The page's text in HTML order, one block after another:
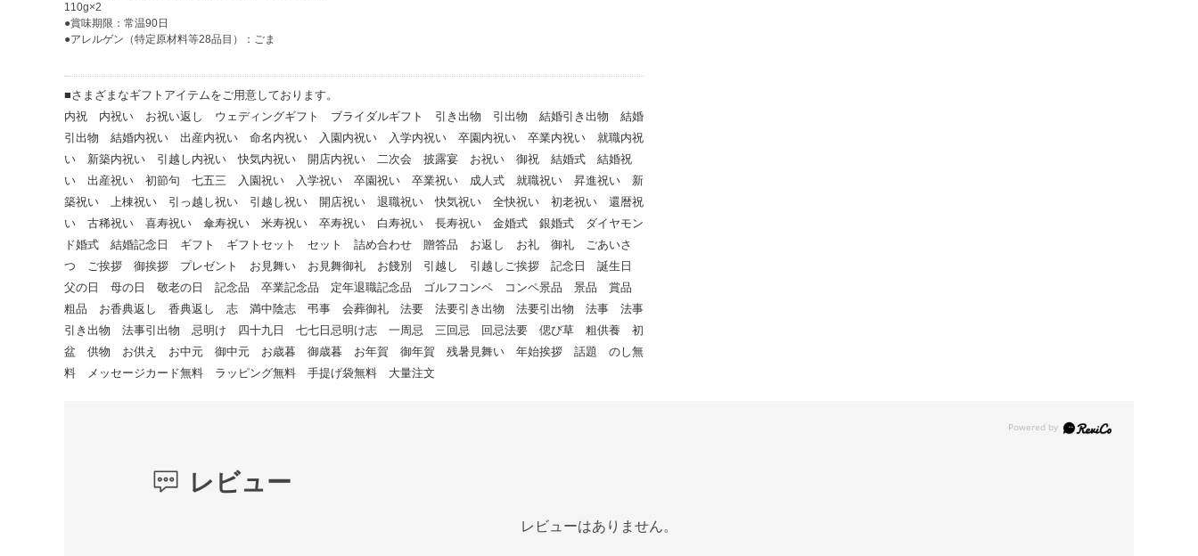
110g×2
●賞味期限：常温90日
●アレルゲン（特定原材料等28品目）：ごま
■さまざまなギフトアイテムをご用意しております。
内祝 内祝い お祝い返し ウェディングギフト ブライダルギフト 引き出物 引出物 結婚引き出物 結婚
引出物 結婚内祝い 出産内祝い 命名内祝い 入園内祝い 入学内祝い 卒園内祝い 卒業内祝い 就職内祝
い 新築内祝い 引越し内祝い 快気内祝い 開店内祝い 二次会 披露宴 お祝い 御祝 結婚式 結婚祝
い 出産祝い 初節句 七五三 入園祝い 入学祝い 卒園祝い 卒業祝い 成人式 就職祝い 昇進祝い 新
築祝い 上棟祝い 引っ越し祝い 引越し祝い 開店祝い 退職祝い 快気祝い 全快祝い 初老祝い 還暦祝
い 古稀祝い 喜寿祝い 傘寿祝い 米寿祝い 卒寿祝い 白寿祝い 長寿祝い 金婚式 銀婚式 ダイヤモン
ド婚式 結婚記念日 ギフト ギフトセット セット 詰め合わせ 贈答品 お返し お礼 御礼 ごあいさ
つ ご挨拶 御挨拶 プレゼント お見舞い お見舞御礼 お餞別 引越し 引越しご挨拶 記念日 誕生日
父の日 母の日 敬老の日 記念品 卒業記念品 定年退職記念品 ゴルフコンペ コンペ景品 景品 賞品
粗品 お香典返し 香典返し 志 満中陰志 弔事 会葬御礼 法要 法要引き出物 法要引出物 法事 法事
引き出物 法事引出物 忌明け 四十九日 七七日忌明け志 一周忌 三回忌 回忌法要 偲び草 粗供養 初
盆 供物 お供え お中元 御中元 お歳暮 御歳暮 お年賀 御年賀 残暑見舞い 年始挨拶 話題 のし無
料 メッセージカード無料 ラッピング無料 手提げ袋無料 大量注文
レビュー
レビューはありません。